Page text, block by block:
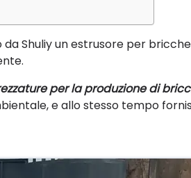
Shuliy un estrusore per
per la produzione di
e allo stesso tempo